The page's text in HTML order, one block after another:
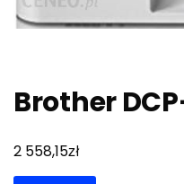
Brother
2 558,15zł